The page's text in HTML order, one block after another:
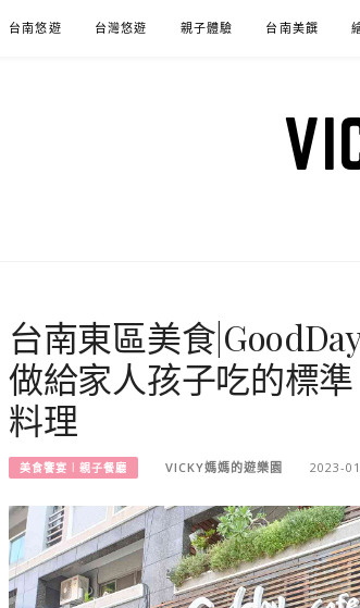
台南悠遊 台灣悠遊 親子體驗 台南美饌
台南東區美食
做給家人孩子吃的標
料理
美食饗宴︱親子餐廳 VICKY媽媽的遊樂園 2023-